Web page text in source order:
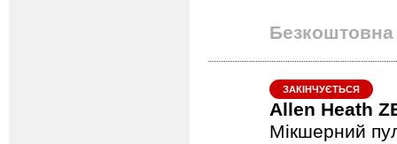
Безкоштовна
ЗАКІНЧУЄТЬСЯ
Allen Heath
Мікшерний